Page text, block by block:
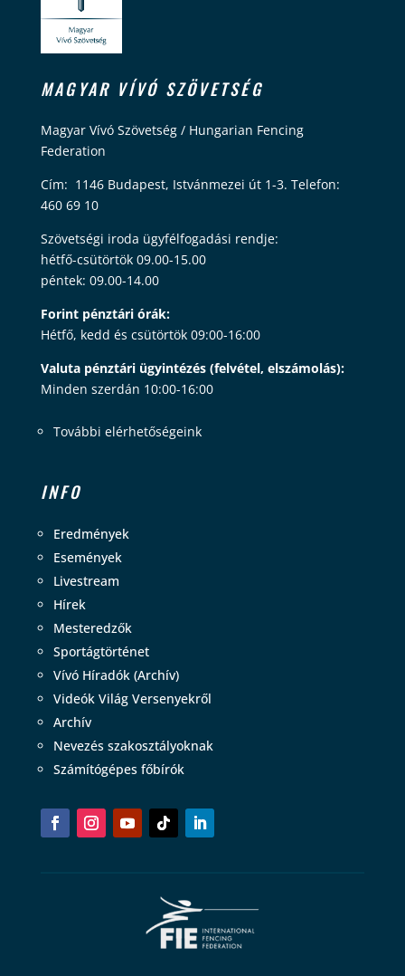
MAGYAR VÍVÓ SZÖVETSÉG
Magyar Vívó Szövetség / Hungarian Fencing
Federation
Cím: 1146 Budapest, Istvánmezei út 1-3. Telefon:
460 69 10
Szövetségi iroda ügyfélfogadási rendje:
hétfő-csütörtök 09.00-15.00
péntek: 09.00-14.00
Forint pénztári órák:
Hétfő, kedd és csütörtök 09:00-16:00
Valuta pénztári ügyintézés (felvétel, elszámolás):
Minden szerdán 10:00-16:00
További elérhetőségeink
INFO
Eredmények
Események
Livestream
Hírek
Mesteredzők
Sportágtörténet
Vívó Híradók (Archív)
Videók Világ Versenyekről
Archív
Nevezés szakosztályoknak
Számítógépes főbírók